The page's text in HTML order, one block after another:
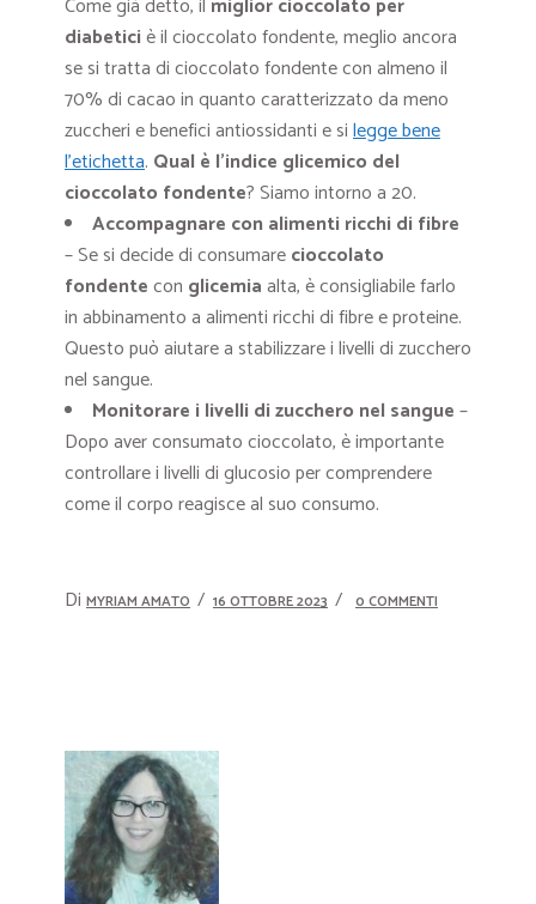
diabeticiè il cioccolato fondente, meglio ancora
se si tratta di cioccolato fondente con almeno il
70% di cacao in quanto caratterizzato da meno
zuccheri e benefici antiossidanti e silegge bene
l’etichetta. Qual è l’indice glicemico del
cioccolato fondente? Siamo intorno a 20.
Accompagnare con alimenti ricchi di fibre
– Se si decide di consumarecioccolato
fondentecon glicemiaalta, è consigliabile farlo
in abbinamento a alimenti ricchi di fibre e proteine.
Questo può aiutare a stabilizzare i livelli di zucchero
nel sangue.
Monitorare i livelli di zucchero nel sangue–
Dopo aver consumato cioccolato, è importante
controllare i livelli di glucosio per comprendere
come il corpo reagisce al suo consumo.
Di MYRIAM AMATO 16 OTTOBRE 2023 0 COMMENTI